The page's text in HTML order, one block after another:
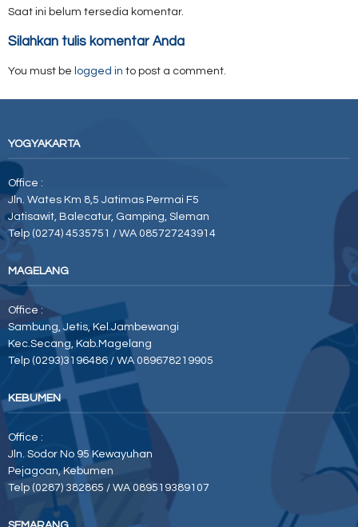
Saat ini belum tersedia komentar.
Silahkan tulis komentar Anda
You must be logged in to post a comment.
YOGYAKARTA
Office :
Jln. Wates Km 8,5 Jatimas Permai F5
Jatisawit, Balecatur, Gamping, Sleman
Telp (0274) 4535751 / WA 085727243914
MAGELANG
Office :
Sambung, Jetis, Kel.Jambewangi
Kec.Secang, Kab.Magelang
Telp (0293)3196486 / WA 089678219905
KEBUMEN
Office :
Jln. Sodor No 95 Kewayuhan
Pejagoan, Kebumen
Telp (0287) 382865 / WA 089519389107